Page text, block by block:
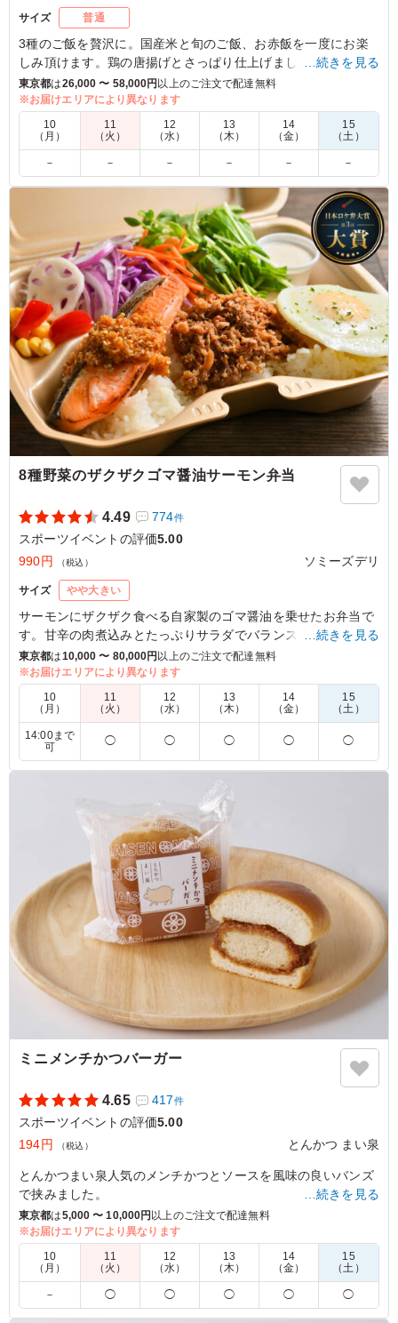
サイズ 普通
3種のご飯を贅沢に。国産米と旬のご飯、お赤飯を一度にお楽
しみ頂けます。鶏の唐揚げとさっぱり仕上げました豚のおろし
ポン酢を7品の手作りにこだわった副菜と共にご賞味下さい。
※夏場は衛生面を考慮し卯の花ではなく「日替わり惣菜」で対
応いたします。
5.0
ボリュームもおおく、盛り付けもきれいでご参加の皆様に
喜んでいただきました、少しご飯が多かったとの感想もあ
りましたが、おおむね満足いただけております。特に唐揚
げはおいしいと好評でした。
ご利用シーン：スポーツ›スポーツイベント
神奈川県横浜市中区山下町2025/07/07
…続きを見る
東京都は26,000 〜 58,000円 以上のご注文で配達無料
※お届けエリアにより異なります
10
（月）
11
（火）
12
（水）
13
（木）
14
（金）
15
（土）
－ － － － － －
8種野菜のザクザクゴマ醤油サーモン弁当
4.49 774件
スポーツイベントの評価5.00
990円
（税込） ソミーズデリ
サイズ やや大きい
サーモンにザクザク食べる自家製のゴマ醤油を乗せたお弁当で
す。甘辛の肉煮込みとたっぷりサラダでバランスよく食事がと
れます。
※8種野菜は季節により変更する場合がございます。
5.0
サーモンがメインで野菜もたくさん入っているヘルシーな
ないメニューです！暑くてバテ気味だったスタッフはこれ
を食べて午後には復活していました！
ご利用シーン：スポーツ›スポーツイベント
東京都目黒区上目黒2026/07/22
…続きを見る
東京都は10,000 〜 80,000円以上のご注文で配達無料
※お届けエリアにより異なります
10
（月）
11
（火）
12
（水）
13
（木）
14
（金）
15
（土）
14:00まで
可
◯ ◯ ◯ ◯ ◯
ミニメンチかつバーガー
4.65 417件
スポーツイベントの評価5.00
194円
（税込） とんかつ まい泉
とんかつまい泉人気のメンチかつとソースを風味の良いバンズ
で挟みました。
バンズとメンチかつ、ソースのバランスのよい美味しさをお手
軽にお召し上がりいただけます。
※350mlペットボトル茶(サントリー伊右衛門)がメーカー都合
により終売となります。280mlペットボトル茶(サントリー伊右
衛門)に変更となります。
…続きを見る
東京都は5,000 〜 10,000円 以上のご注文で配達無料
※お届けエリアにより異なります
10
（月）
11
（火）
12
（水）
13
（木）
14
（金）
15
（土）
－ ◯ ◯ ◯ ◯ ◯